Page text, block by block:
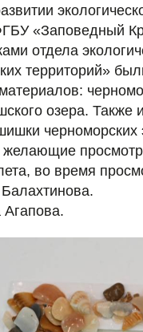
«Заповедный
отдела
территорий»
озера.
черноморских
желающие
во время